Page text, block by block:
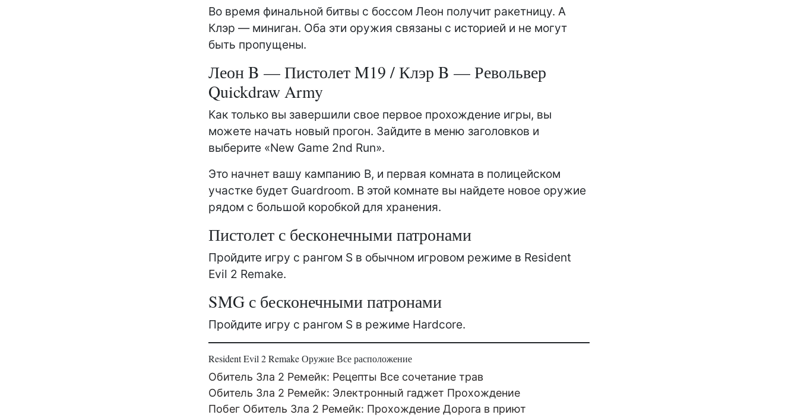
Во время финальной битвы с боссом Леон получит ракетницу. А
Клэр — миниган. Оба эти оружия связаны с историей и не могут
быть пропущены.
Леон B — Пистолет M19 / Клэр B — Револьвер
Quickdraw Army
Как только вы завершили свое первое прохождение игры, вы
можете начать новый прогон. Зайдите в меню заголовков и
выберите «New Game 2nd Run».
Это начнет вашу кампанию B, и первая комната в полицейском
участке будет Guardroom. В этой комнате вы найдете новое оружие
рядом с большой коробкой для хранения.
Пистолет с бесконечными патронами
Пройдите игру с рангом S в обычном игровом режиме в Resident
Evil 2 Remake.
SMG с бесконечными патронами
Пройдите игру с рангом S в режиме Hardcore.
Resident Evil 2 Remake Оружие Все расположение
Обитель Зла 2 Ремейк: Рецепты Все сочетание трав
Обитель Зла 2 Ремейк: Электронный гаджет Прохождение
Побег Обитель Зла 2 Ремейк: Прохождение Дорога в приют